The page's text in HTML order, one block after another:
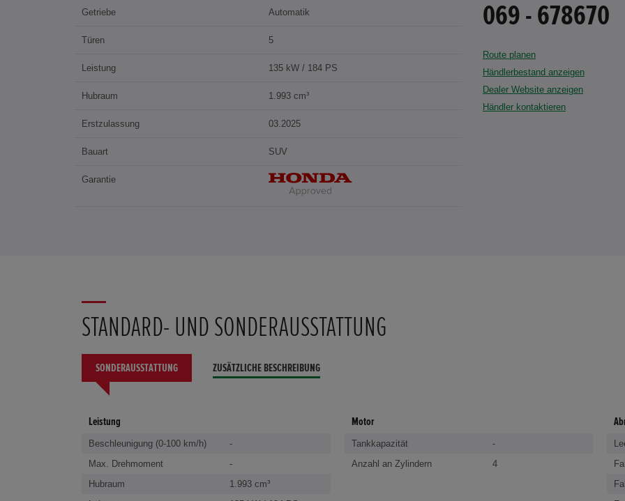
Getriebe Automatik
Türen 5
Leistung 135 kW / 184 PS
Hubraum 1.993 cm³
Erstzulassung 03.2025
Bauart SUV
Garantie
069 - 678670
Route planen
Händlerbestand anzeigen
Dealer Website anzeigen
Händler kontaktieren
STANDARD- UND SONDERAUSSTATTUNG
SONDERAUSSTATTUNG ZUSÄTZLICHE BESCHREIBUNG
Leistung
Beschleunigung (0-100 km/h)
-
Max. Drehmoment
-
Hubraum
1.993 cm³
Motor
Tankkapazität
-
Anzahl an Zylindern
4